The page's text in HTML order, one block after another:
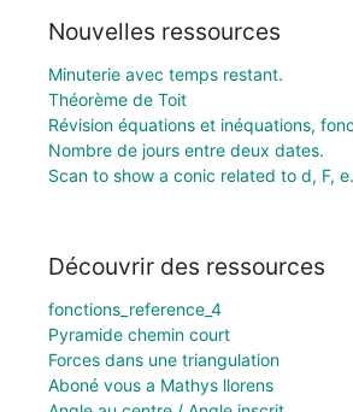
Nouvelles ressources
Minuterie avec temps restant.
Théorème de Toit
Révision équations et inéquations,
Nombre de jours entre deux dates.
Scan to show a conic related to d, F, e.
Découvrir des ressources
fonctions_reference_4
Pyramide chemin court
Forces dans une triangulation
Aboné vous a Mathys llorens